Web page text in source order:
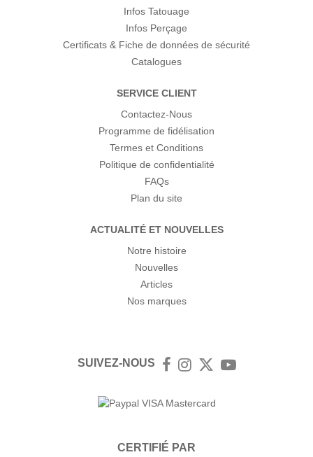
Infos Tatouage
Infos Perçage
Certificats & Fiche de données de sécurité
Catalogues
SERVICE CLIENT
Contactez-Nous
Programme de fidélisation
Termes et Conditions
Politique de confidentialité
FAQs
Plan du site
ACTUALITÉ ET NOUVELLES
Notre histoire
Nouvelles
Articles
Nos marques
SUIVEZ-NOUS FacebookInstagram
TwitterYouTube
CERTIFIÉ PAR